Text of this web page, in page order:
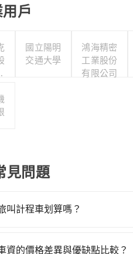
戶
國立陽明
交通大學
鴻海精密
工業股份
有限公司
見問題
叫計程車划算嗎？
至桃園機場附近的計程車隊
資的價格差異與優缺點比較？